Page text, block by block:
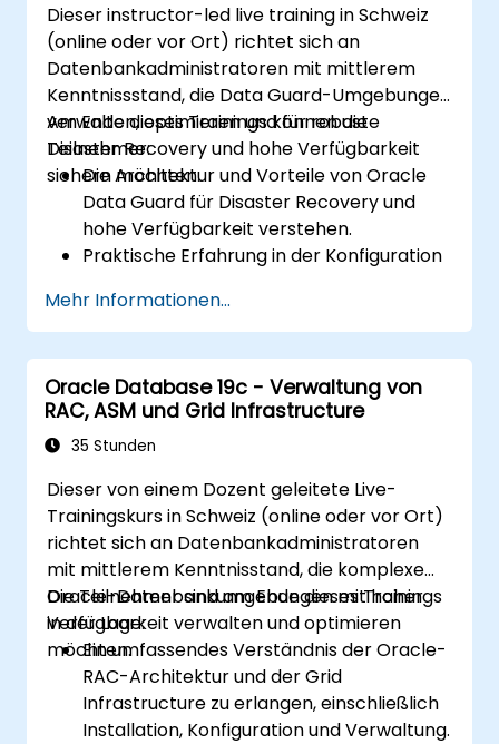
der Vorbereitungsphase bis zur Post-
Upgrade-Validierung.
Fähigkeiten zur Fehlerbehebung zu
entwickeln, um häufige Probleme
während der Installation und des
Upgrades zu lösen.
Best Practices für die Installation und das
Upgrade von Oracle Database
anzuwenden, um eine reibungslose und
erfolgreiche Implementierung
sicherzustellen.
Dieser instructor-led live training in Schweiz
(online oder vor Ort) richtet sich an
Datenbankadministratoren mit mittlerem
Kenntnissstand, die Data Guard-Umgebungen
verwalten, optimieren und für robuste
Disaster Recovery und hohe Verfügbarkeit
sichern möchten.
Am Ende dieses Trainings können die
Teilnehmer:
Die Architektur und Vorteile von Oracle
Data Guard für Disaster Recovery und
hohe Verfügbarkeit verstehen.
Praktische Erfahrung in der Konfiguration
Standby-Datenbanken sammeln,
inklusive des Data Guard Broker.
Praktische Fähigkeiten in der
Überwachung, Fehlerbehebung und
Optimierung von Data Guard-
Umgebungen für optimale Leistung
Fortgeschrittene Funktionen wie Active
Data Guard, Data Guard mit RAC und die
Sicherung von Data Guard-
Kommunikationen lernen.
Best Practices für Disaster-Recovery-
Planung, Gewährleistung der
Datenkonsistenz und Automatisierung
von Data Guard-Betriebshandlungen
anwenden.
Mehr Informationen...
Oracle Database 19c - Verwaltung von
RAC, ASM und Grid Infrastructure
35 Stunden
Dieser von einem Dozent geleitete Live-
Trainingskurs in Schweiz (online oder vor Ort)
richtet sich an Datenbankadministratoren
mit mittlerem Kenntnisstand, die komplexe
Oracle-Datenbankumgebungen mit hoher
Verfügbarkeit verwalten und optimieren
möchten.
Die Teilnehmer sind am Ende dieses Trainings
in der Lage:
Ein umfassendes Verständnis der Oracle-
RAC-Architektur und der Grid
Infrastructure zu erlangen, einschließlich
Installation, Konfiguration und Verwaltung.